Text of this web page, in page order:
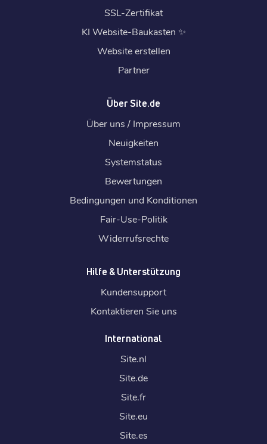
SSL-Zertifikat
KI Website-Baukasten ✨
Website erstellen
Partner
Über Site.de
Über uns / Impressum
Neuigkeiten
Systemstatus
Bewertungen
Bedingungen und Konditionen
Fair-Use-Politik
Widerrufsrechte
Hilfe & Unterstützung
Kundensupport
Kontaktieren Sie uns
International
Site.nl
Site.de
Site.fr
Site.eu
Site.es